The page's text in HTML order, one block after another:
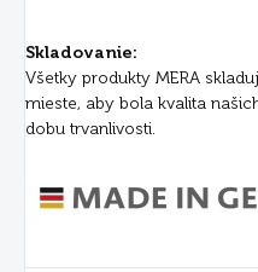
Skladovanie:
Všetky produkty MERA
mieste, aby bola kvalita
dobu trvanlivosti.